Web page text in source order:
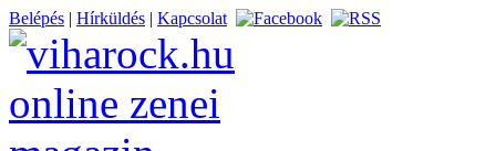
Belépés | Hírküldés | Kapcsolat